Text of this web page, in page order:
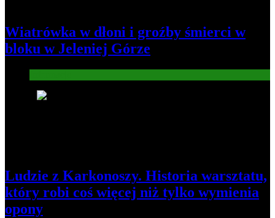
Wiatrówka w dłoni i groźby śmierci w
bloku w Jeleniej Górze
Ludzie z Karkonoszy. Historia warsztatu,
który robi coś więcej niż tylko wymienia
opony